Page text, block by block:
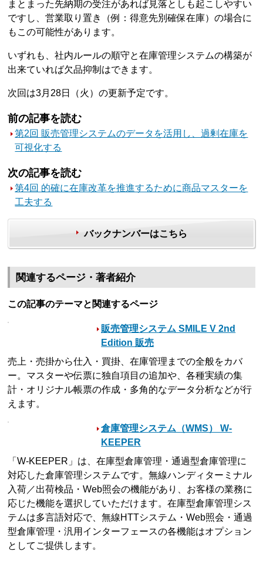
まとまった先納期の受注があれば見落としも起こしやすい
ですし、営業取り置き（例：得意先別確保在庫）の場合に
もこの可能性があります。
いずれも、社内ルールの順守と在庫管理システムの構築が
出来ていれば欠品抑制はできます。
次回は3月28日（火）の更新予定です。
前の記事を読む
第2回 販売管理システムのデータを活用し、過剰在庫を
可視化する
次の記事を読む
第4回 的確に在庫改革を推進するために商品マスターを
工夫する
バックナンバーはこちら
関連するページ・著者紹介
この記事のテーマと関連するページ
販売管理システム SMILE V 2nd
Edition 販売
売上・売掛から仕入・買掛、在庫管理までの全般をカバ
ー。マスターや伝票に独自項目の追加や、各種実績の集
計・オリジナル帳票の作成・多角的なデータ分析などが行
えます。
倉庫管理システム（WMS） W-
KEEPER
「W-KEEPER」は、在庫型倉庫管理・通過型倉庫管理に
対応した倉庫管理システムです。無線ハンディターミナル
入荷／出荷検品・Web照会の機能があり、お客様の業務に
応じた機能を選択していただけます。在庫型倉庫管理シス
テムは多言語対応で、無線HTTシステム・Web照会・通過
型倉庫管理・汎用インターフェースの各機能はオプション
としてご提供します。